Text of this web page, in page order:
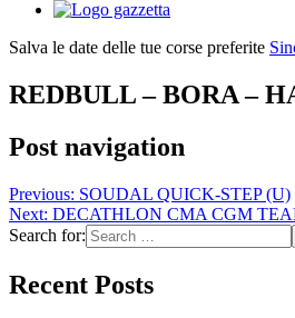
Salva le date delle tue corse preferite
REDBULL – BORA –
Post navigation
Previous: SOUDAL QUICK-STEP (U)
Next: DECATHLON CMA CGM
Search for:
Recent Posts